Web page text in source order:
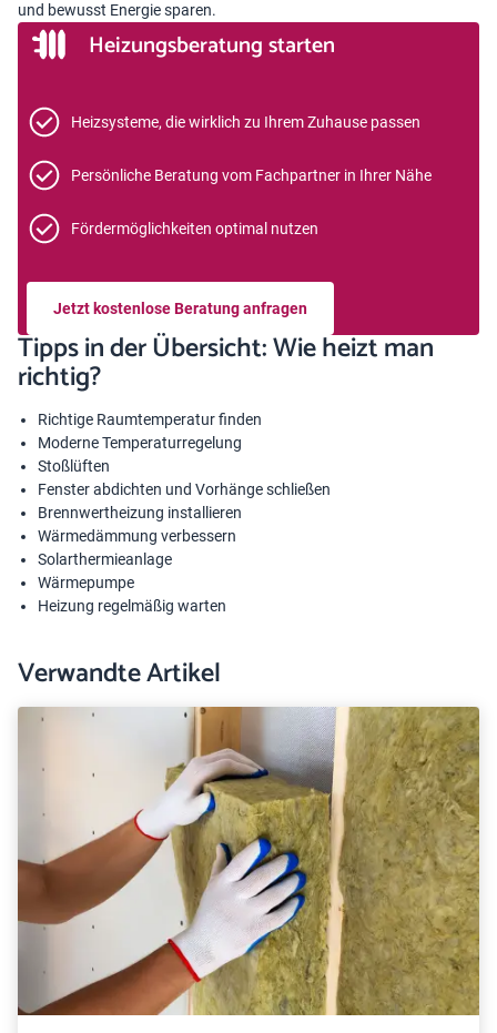
und bewusst Energie sparen.
Heizungsberatung starten
Heizsysteme, die wirklich zu Ihrem Zuhause passen
Persönliche Beratung vom Fachpartner in Ihrer Nähe
Fördermöglichkeiten optimal nutzen
Jetzt kostenlose Beratung anfragen
Tipps in der Übersicht: Wie heizt man
richtig?
Richtige Raumtemperaturfinden
Moderne Temperaturregelung
Stoßlüften
Fenster abdichten und Vorhänge schließen
Brennwertheizung installieren
Wärmedämmung verbessern
Solarthermieanlage
Wärmepumpe
Heizung regelmäßig warten
Verwandte Artikel